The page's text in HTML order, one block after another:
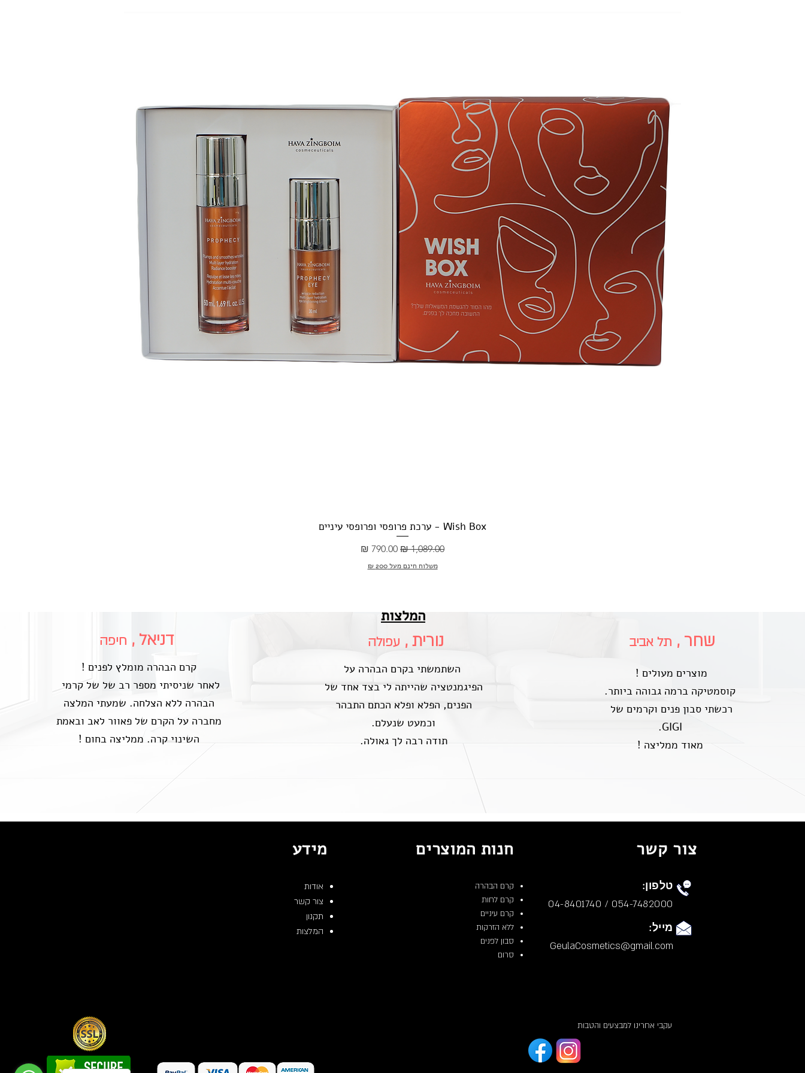
תצוגה מהירה Wish Box - ערכת פרופסי ופרופסי עיניים
מחיר רגיל מחיר מבצע
משלוח חינם מעל 200 ₪
דניאל , חיפה
! קרם הבהרה מומלץ לפנים
לאחר שניסיתי מספר רב של של קרמי
הבהרה ללא הצלחה. שמעתי המלצה
מחברה על הקרם של פאוור לאב ובאמת
! השינוי קרה. ממליצה בחום
נורית , עפולה
השתמשתי בקרם הבהרה על
הפיגמנטציה שהייתה לי בצד אחד של
הפנים, הפלא ופלא הכתם התבהר
וכמעט שנעלם.
תודה רבה לך גאולה.
שחר , תל אביב
! מוצרים מעולים
.קוסמטיקה ברמה גבוהה ביותר
רכשתי סבון פנים וקרמים של
.GIGI
! מאוד ממליצה
המלצות
מידע
אודות
צור קשר
תקנון
המלצות
חנות המוצרים
קרם הבהרה
קרם לחות
קרם עיניים
ללא הזרקות
סבון לפנים
סרום
צור קשר
טלפון:
054-7482000 / 04-8401740
מייל:
GeulaCosmetics@gmail.com
עקבי אחרינו למבצעים והטבות